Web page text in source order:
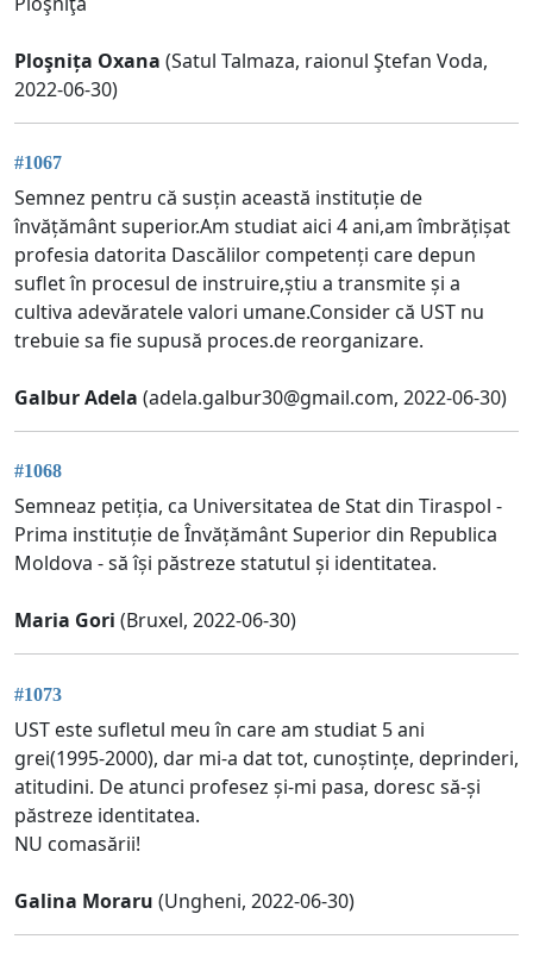
Ploşnița Oxana (Satul Talmaza, raionul Ştefan Voda,
2022-06-30)
#1067
Semnez pentru că susțin această instituție de
învățământ superior.Am studiat aici 4 ani,am îmbrățișat
profesia datorita Dascălilor competenți care depun
suflet în procesul de instruire,știu a transmite și a
cultiva adevăratele valori umane.Consider că UST nu
trebuie sa fie supusă proces.de reorganizare.
Galbur Adela (adela.galbur30@gmail.com, 2022-06-30)
#1068
Semneaz petiția, ca Universitatea de Stat din Tiraspol -
Prima instituție de Învățământ Superior din Republica
Moldova - să își păstreze statutul și identitatea.
Maria Gori (Bruxel, 2022-06-30)
#1073
UST este sufletul meu în care am studiat 5 ani
grei(1995-2000), dar mi-a dat tot, cunoștințe, deprinderi,
atitudini. De atunci profesez și-mi pasa, doresc să-și
păstreze identitatea.
NU comasării!
Galina Moraru (Ungheni, 2022-06-30)